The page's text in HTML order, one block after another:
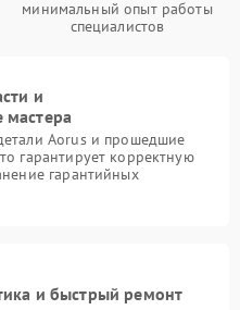
минимальный опыт работы
специалистов
и
мастера
Aorus и прошедшие
гарантирует корректную
гарантийных
и быстрый ремонт